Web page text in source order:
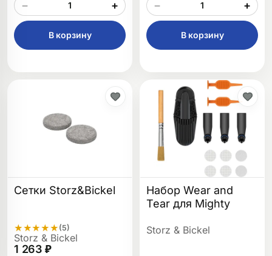
−
+
В корзину
−
+
В корзину
Сетки Storz&Bickel
★★★★★ (5)
Storz & Bickel
1 263 ₽
Набор Wear and
Tear для Mighty
Storz & Bickel